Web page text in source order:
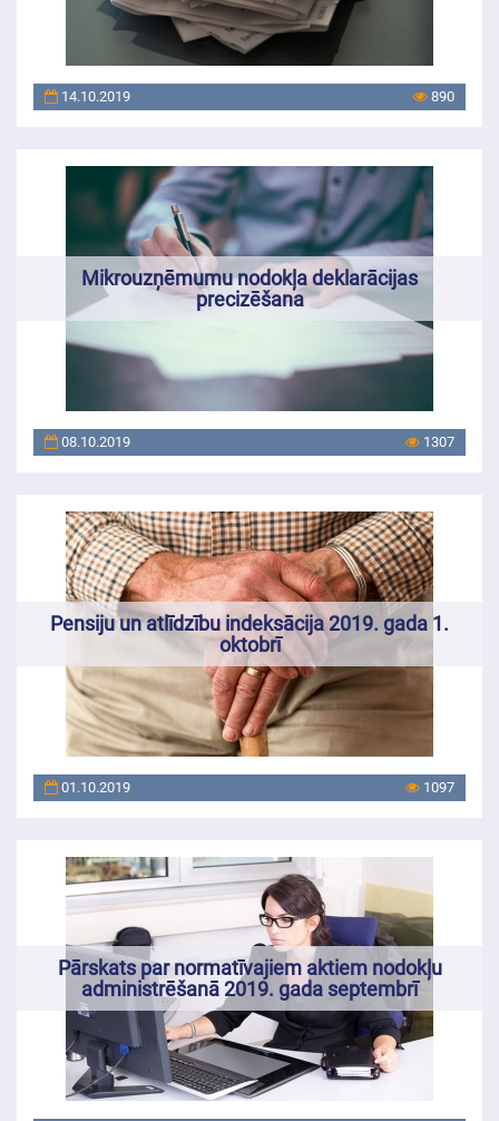
14.10.2019 890
Mikrouzņēmumu nodokļa deklarācijas
precizēšana
08.10.2019 1307
Pensiju un atlīdzību indeksācija 2019. gada 1.
oktobrī
01.10.2019 1097
Pārskats par normatīvajiem aktiem nodokļu
administrēšanā 2019. gada septembrī